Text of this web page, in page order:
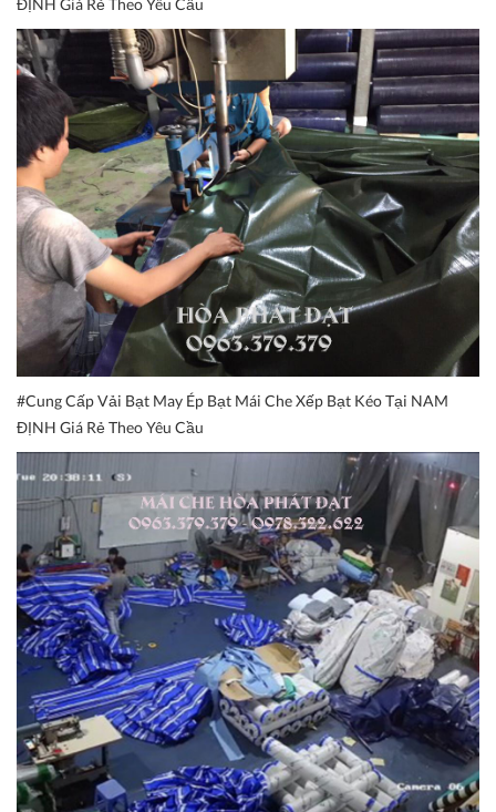
ĐỊNH Giá Rẻ Theo Yêu Cầu
#Cung Cấp Vải Bạt May Ép Bạt Mái Che Xếp Bạt Kéo Tại NAM
ĐỊNH Giá Rẻ Theo Yêu Cầu